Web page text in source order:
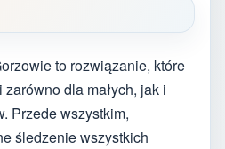
to rozwiązanie, które
dla małych, jak i
Przede wszystkim,
śledzenie wszystkich